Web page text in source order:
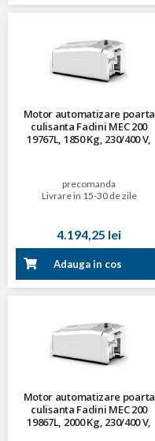
Motor automatizare poarta
culisanta Fadini MEC 200
19767L, 1850 Kg, 230/400 V,
precomanda
Livrare in 15-30 de zile
4.194,25 lei
Adauga in cos
Motor automatizare poarta
culisanta Fadini MEC 200
19867L, 2000 Kg, 230/400 V,